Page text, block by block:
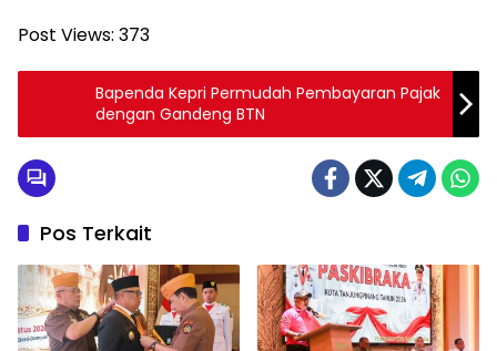
Post Views: 373
Bapenda Kepri Permudah Pembayaran Pajak
dengan Gandeng BTN
Pos Terkait